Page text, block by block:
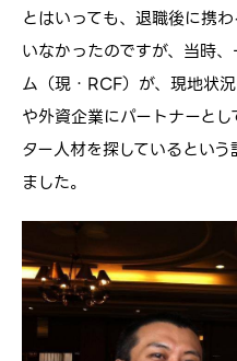
とはいっても、退職後に携
いなかったのですが、当時
ム（現・RCF）が、現地状
や外資企業にパートナーと
ター人材を探しているとい
ました。